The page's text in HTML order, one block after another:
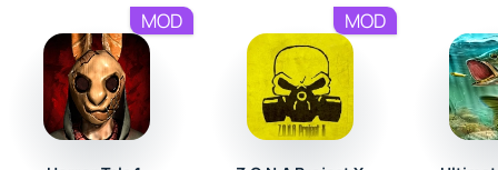
глубиной игрового процесса. Вас ждут необычные
задания, сложные схватки с врагами и реальная угроза
на каждом шагу. Гибкость настройки игрового процесса
позволяет адаптировать игру под ваши предпочтения,
делая прохождение увлекательным как для новичков,
MOD MOD